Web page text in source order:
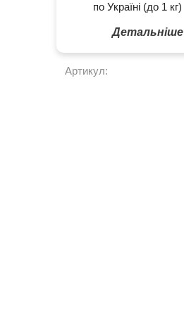
по Україні (до 1 кг)
Детальніше
Артикул: